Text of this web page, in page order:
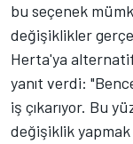
bu seçenek
değişiklikler
Herta'ya
yanıt verdi:
iş çıkarıyor. Bu
değişiklik